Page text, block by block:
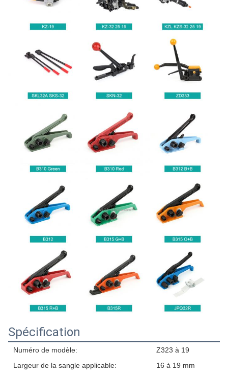
Spécification
Numéro de modèle:
Z323 à 19
Largeur de la sangle applicable:
16 à 19 mm